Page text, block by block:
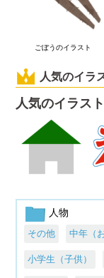
ごぼうのイラスト
人気のイラ
人気のイラスト
人物
その他 中年（
小学生（子供）